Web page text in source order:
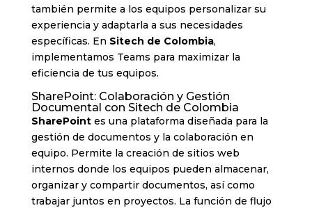
también permite a los equipos personalizar su
experiencia y adaptarla a sus necesidades
específicas. En Sitech de Colombia,
implementamos Teams para maximizar la
eficiencia de tus equipos.
SharePoint: Colaboración y Gestión
Documental con Sitech de Colombia
SharePointes una plataforma diseñada para la
gestión de documentos y la colaboración en
equipo. Permite la creación de sitios web
internos donde los equipos pueden almacenar,
organizar y compartir documentos, así como
trabajar juntos en proyectos. La función de flujo